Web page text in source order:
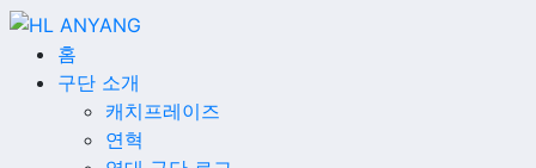
홈
구단 소개
캐치프레이즈
연혁